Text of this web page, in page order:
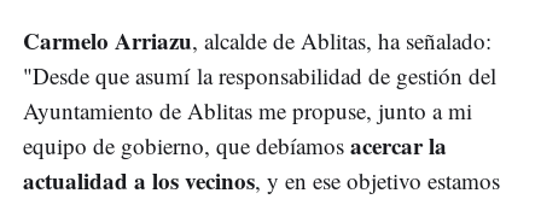
Carmelo Arriazu, alcalde de Ablitas, ha señalado:
"Desde que asumí la responsabilidad de gestión del
Ayuntamiento de Ablitas me propuse, junto a mi
equipo de gobierno, que debíamos acercar la
actualidad a los vecinos, y en ese objetivo estamos